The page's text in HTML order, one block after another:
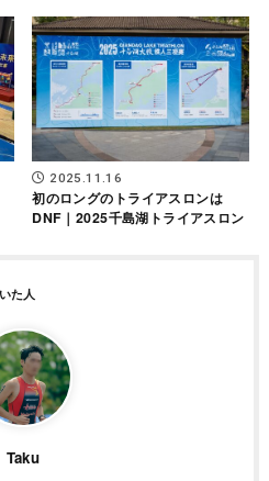
2025.11.16
初のロングのトライアスロンは
DNF｜2025千島湖トライアスロン
Taku